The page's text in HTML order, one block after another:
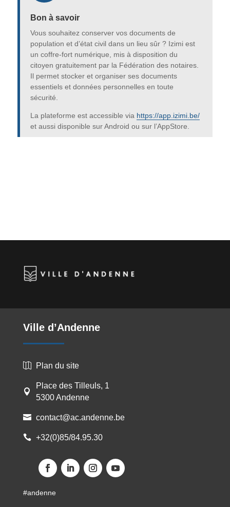
Bon à savoir
Vous souhaitez conserver vos documents de
population et d’état civil dans un lieu sûr ? Izimi est
un coffre-fort numérique, mis à disposition du
citoyen gratuitement par la Fédération des notaires.
Il permet stocker et organiser ses documents
essentiels et données personnelles en toute
sécurité.
La plateforme est accessible via https://app.izimi.be/
et aussi disponible sur Android ou sur l’AppStore.
Ville d’Andenne
 Plan du site

Place des Tilleuls, 1
5300 Andenne
 contact@ac.andenne.be
 +32(0)85/84.95.30
#andenne